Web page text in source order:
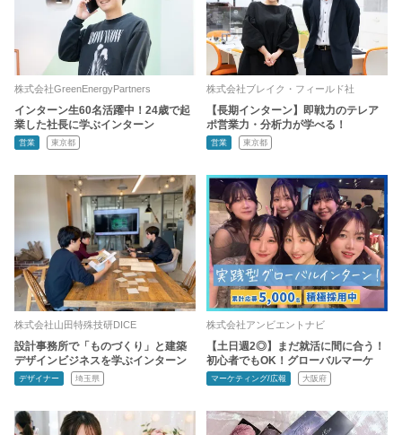
株式会社GreenEnergyPartners
インターン生60名活躍中！24歳で起
業した社長に学ぶインターン
営業 東京都
株式会社ブレイク・フィールド社
【長期インターン】即戦力のテレア
ポ営業力・分析力が学べる！
営業 東京都
株式会社山田特殊技研DICE
設計事務所で「ものづくり」と建築
デザインビジネスを学ぶインターン
デザイナー 埼玉県
株式会社アンビエントナビ
【土日週2◎】まだ就活に間に合う！
初心者でもOK！グローバルマーケ
マーケティング/広報 大阪府